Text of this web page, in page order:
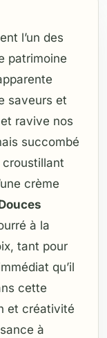
l’un des
patrimoine
saveurs et
ravive nos
succombé
crème
à la
tant pour
qu’il
cette
et créativité
à